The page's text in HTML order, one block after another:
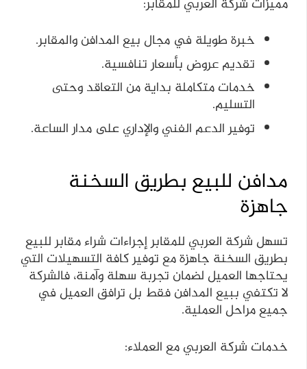
خبرة طويلة في مجال بيع المدافن والمقابر.
تقديم عروض بأسعار تنافسية.
خدمات متكاملة بداية من التعاقد وحتى
التسليم.
توفير الدعم الفني والإداري على مدار الساعة.
مدافن للبيع بطريق السخنة
جاهزة
تسهل شركة العربي للمقابر إجراءات شراء مقابر للبيع
بطريق السخنة جاهزة مع توفير كافة التسهيلات التي
يحتاجها العميل لضمان تجربة سهلة وآمنة، فالشركة
لا تكتفي ببيع المدافن فقط بل ترافق العميل في
جميع مراحل العملية.
خدمات شركة العربي مع العملاء: